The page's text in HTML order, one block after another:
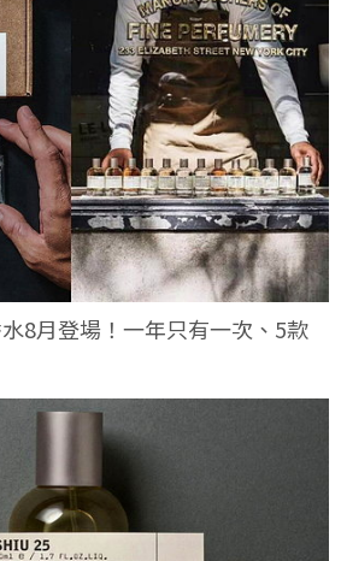
8月登場！一年只有一次、5款